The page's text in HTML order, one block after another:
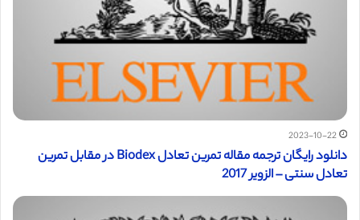
2023-10-22
دانلود رایگان ترجمه مقاله تمرین تعادل Biodex در مقابل تمرین
تعادل سنتی – الزویر 2017